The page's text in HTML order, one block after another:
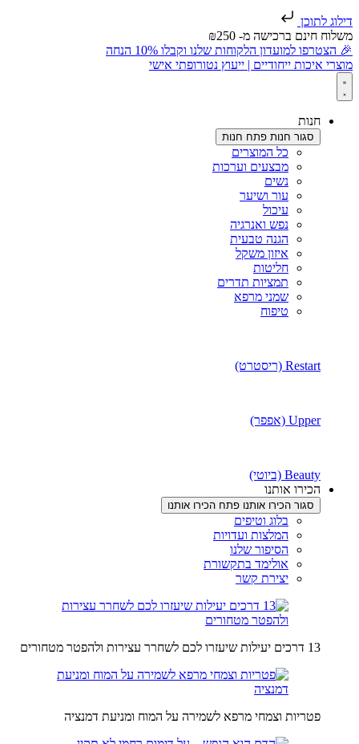
דילוג לתוכן
משלוח חינם ברכישה מ- ₪250
🎉 הצטרפו למועדון הלקוחות שלנו וקבלו 10% הנחה
מוצרי איכות ייחודיים | ייעוץ נטורופתי אישי
חנות
סגור חנות פתח חנות
כל המוצרים
מבצעים וערכות
נשים
עור ושיער
עיכול
נפש ואנרגיה
הגנה טבעית
איזון משקל
חליטות
תמציות תדרים
שמני מרפא
טיפוח
Restart (ריסטרט)
Upper (אפפר)
Beauty (ביוטי)
הכירו אותנו
סגור הכירו אותנו פתח הכירו אותנו
בלוג וטיפים
המלצות ועדויות
הסיפור שלנו
אולימד בתקשורת
יצירת קשר
13 דרכים יעילות שיעזרו לכם לשחרר עצירות ולהפטר מטחורים
פטריות וצמחי מרפא לשמירה על המוח ומניעת דמנציה